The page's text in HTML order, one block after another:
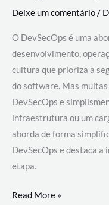
Deixe um comentário/
O DevSecOps é uma
desenvolvimento,
cultura que prioriza a
do software. Mas muitas
DevSecOps e
infraestrutura ou um
aborda de forma
DevSecOps e destaca a
etapa.
DevSecOps
Read More »